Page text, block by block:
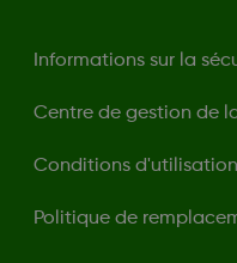
Informations sur la
Centre de gestion de
Conditions d'utilisation
Politique de